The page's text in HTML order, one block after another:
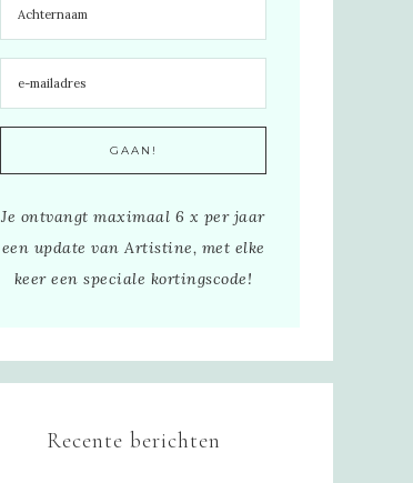
Je ontvangt maximaal 6 x per jaar
een update van Artistine, met elke
keer een speciale kortingscode!
Recente berichten